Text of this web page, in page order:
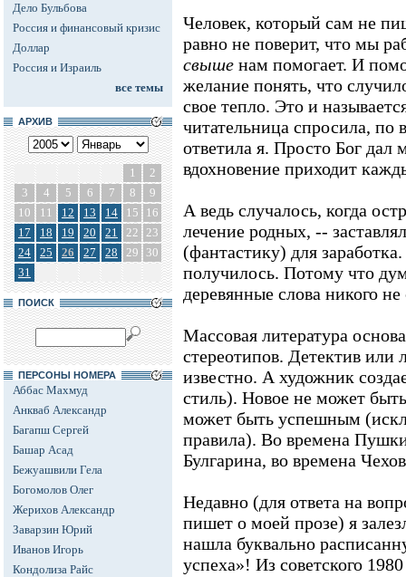
Дело Бульбова
Россия и финансовый кризис
Доллар
Россия и Израиль
все темы
АРХИВ
1
2
3
4 5 6 7 8
9
10
11 12 13 14 15
16
17
18 19 20 21 22 23
24
25 26 27 28 29
30
31
ПОИСК
ПЕРСОНЫ НОМЕРА
Аббас Махмуд
Анкваб Александр
Багапш Сергей
Башар Асад
Бежуашвили Гела
Богомолов Олег
Жерихов Александр
Заварзин Юрий
Иванов Игорь
Кондолиза Райс
Человек, который сам не
равно не поверит, что мы
свыше нам помогает. И
желание понять, что
свое тепло. Это и
читательница спросила,
ответила я. Просто Бог дал
вдохновение приходит
А ведь случалось, когда
лечение родных, --
(фантастику) для
получилось. Потому что
деревянные слова никого
Массовая литература
стереотипов. Детектив
известно. А художник
стиль). Новое не может
может быть успешным
правила). Во времена
Булгарина, во времена
Недавно (для ответа на
пишет о моей прозе) я
нашла буквально
успеха»! Из советского